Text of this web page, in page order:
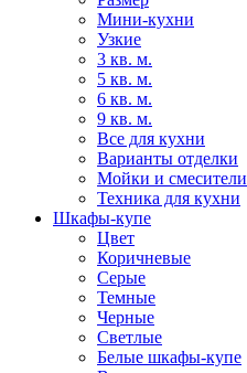
Мини-кухни
Узкие
3 кв. м.
5 кв. м.
6 кв. м.
9 кв. м.
Все для кухни
Варианты отделки
Мойки и смесители
Техника для кухни
Шкафы-купе
Цвет
Коричневые
Серые
Темные
Черные
Светлые
Белые шкафы-купе